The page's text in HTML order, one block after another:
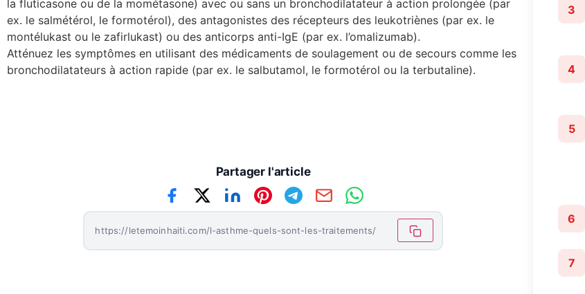
la fluticasone ou de la mométasone) avec ou sans un bronchodilatateur à action prolongée (par
ex. le salmétérol, le formotérol), des antagonistes des récepteurs des leukotriènes (par ex. le
montélukast ou le zafirlukast) ou des anticorps anti-IgE (par ex. l’omalizumab).
Atténuez les symptômes en utilisant des médicaments de soulagement ou de secours comme les
bronchodilatateurs à action rapide (par ex. le salbutamol, le formotérol ou la terbutaline).
Partager l'article
https://letemoinhaiti.com/l-asthme-quels-sont-les-traitements/
3
4
5
6
7